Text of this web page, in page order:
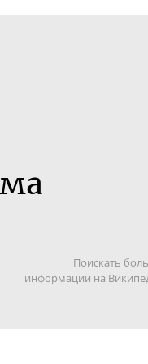
Поискать
информации на